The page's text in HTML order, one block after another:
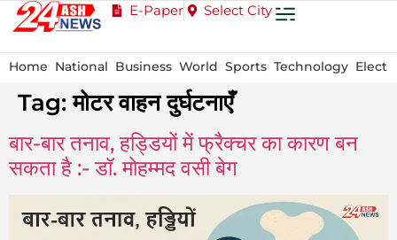
E-Paper Select City
Home National Business World Sports Technology
Tag:मोटर वाहन दुर्घटनाएँ
बार-बार तनाव, हड्डियों में फ्रैक्चर का कारण बन
सकता है :- डॉ. मोहम्मद वसी बेग